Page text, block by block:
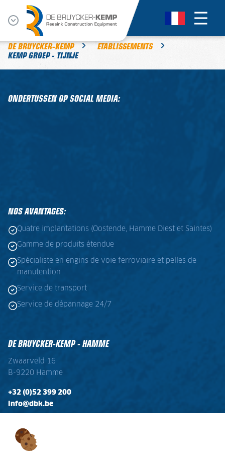
DE BRUYCKER-KEMP ETABLISSEMENTS
KEMP GROEP - TIJNJE
ONDERTUSSEN OP SOCIAL MEDIA:
NOS AVANTAGES:
Quatre implantations (Oostende, Hamme Diest et Saintes)
Gamme de produits étendue
Spécialiste en engins de voie ferroviaire et pelles de
manutention
Service de transport
Service de dépannage 24/7
DE BRUYCKER-KEMP - HAMME
Zwaarveld 16
B-9220 Hamme
+32 (0)52 399 200
info@dbk.be
Ma - Vr: